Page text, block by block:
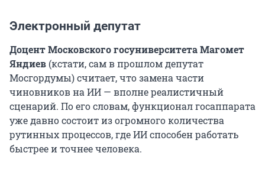
Электронный депутат
Доцент Московского госуниверситета Магомет
Яндиев (кстати, сам в прошлом депутат
Мосгордумы) считает, что замена части
чиновников на ИИ — вполне реалистичный
сценарий. По его словам, функционал госаппарата
уже давно состоит из огромного количества
рутинных процессов, где ИИ способен работать
быстрее и точнее человека.